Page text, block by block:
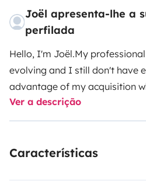
Joël apresenta-lhe a
perfilada
Hello, I'm Joël.My
evolving and I still don't have
advantage of my acquisition
much use to me.
offering it to you for rental.
optional equipment.
Ver a descrição
Características